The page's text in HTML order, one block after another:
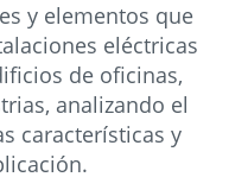
y elementos que
eléctricas
de oficinas,
analizando el
características y